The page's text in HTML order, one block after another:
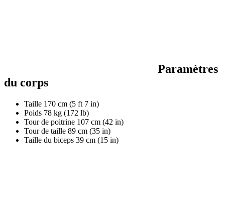
Paramètres
du corps
Taille 170 cm (5 ft 7 in)
Poids 78 kg (172 lb)
Tour de poitrine 107 cm (42 in)
Tour de taille 89 cm (35 in)
Taille du biceps 39 cm (15 in)